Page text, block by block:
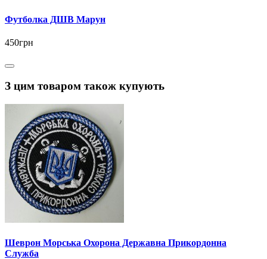
Футболка ДШВ Марун
450грн
З цим товаром також купують
Шеврон Морська Охорона Державна Прикордонна
Служба